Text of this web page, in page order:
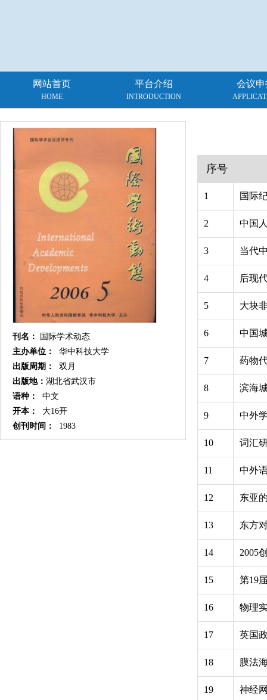
网站首页
HOME
平台介绍
INTRODUCTION
会议申
刊名：
国际学术动态
主办单位：
华中科技大学
出版周期：
双月
出版地： 湖北省武汉市
语种：
中文
开本：
大16开
创刊时间：
1983
序号
1 国际
2 中国
3 当代
4 后现
5 大块
6 中国
7 药物
8 滨海
9 中外
10 词汇
11 中外
12 东亚
13 东方
14 2005
15 第19
16 物理
17 英国
18 膜法
19 神经